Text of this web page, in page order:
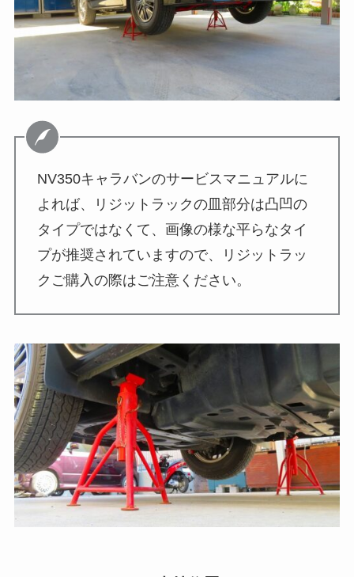
NV350キャラバンのサービスマニュアルに
よれば、リジットラックの皿部分は凸凹の
タイプではなくて、画像の様な平らなタイ
プが推奨されていますので、リジットラッ
クご購入の際はご注意ください。